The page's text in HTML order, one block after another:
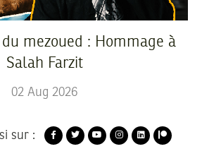
mezoued : Hommage à
Salah Farzit
02 Aug 2026
sur :